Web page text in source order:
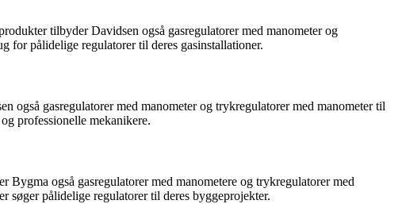
tilbyder Davidsen også gasregulatorer med manometer og
for pålidelige regulatorer til deres gasinstallationer.
gasregulatorer med manometer og trykregulatorer med manometer til
professionelle mekanikere.
også gasregulatorer med manometere og trykregulatorer med
søger pålidelige regulatorer til deres byggeprojekter.